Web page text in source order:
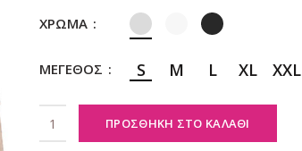
ΧΡΩΜΑ
ΜΕΓΕΘΟΣ S M L XL XXL
ΠΡΟΣΘΉΚΗ ΣΤΟ ΚΑΛΆΘΙ